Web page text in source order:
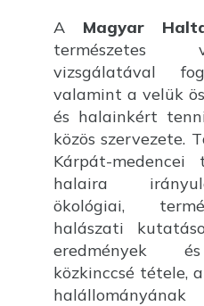
A Magyar
természetes
vizsgálatával
valamint a velük
és halainkért
közös szervezete.
Kárpát-medencei
halaira
ökológiai,
halászati
eredmények
közkinccsé tétele,